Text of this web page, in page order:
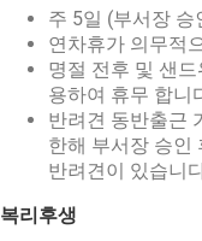
주 5일 (부서장
연차휴가 의무적
명절 전후 및 샌
용하여 휴무 합니
반려견 동반출근
한해 부서장 승인
반려견이 있습니
복리후생